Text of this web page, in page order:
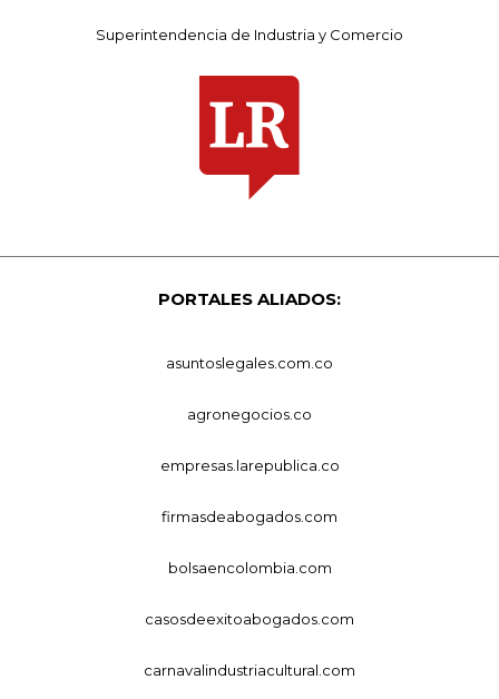
Superintendencia de Industria y Comercio
PORTALES ALIADOS:
asuntoslegales.com.co
agronegocios.co
empresas.larepublica.co
firmasdeabogados.com
bolsaencolombia.com
casosdeexitoabogados.com
carnavalindustriacultural.com